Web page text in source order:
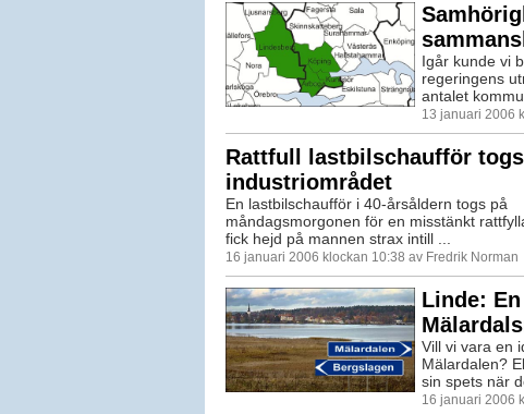
Igår kunde vi
regeringens
antalet
13 januari 2006
Rattfull lastbilschaufför
industriområdet
En lastbilschaufför i 40-årsåldern togs på
måndagsmorgonen för en misstänkt
fick hejd på mannen strax intill ...
16 januari 2006 klockan 10:38 av Fredrik Norman
Linde:
Vill vi vara en
Mälardalen?
sin spets när
16 januari 2006